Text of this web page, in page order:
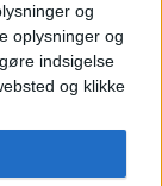
og
oplysninger og
indsigelse
og klikke